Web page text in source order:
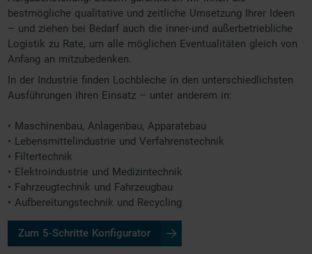
bestmögliche qualitative und zeitliche Umsetzung Ihrer Ideen
– und ziehen bei Bedarf auch die inner-und außerbetriebliche
Logistik zu Rate, um alle möglichen Eventualitäten gleich von
Anfang an mitzubedenken.
In der Industrie finden Lochbleche in den unterschiedlichsten
Ausführungen ihren Einsatz – unter anderem in:
• Maschinenbau, Anlagenbau, Apparatebau
• Lebensmittelindustrie und Verfahrenstechnik
• Filtertechnik
• Elektroindustrie und Medizintechnik
• Fahrzeugtechnik und Fahrzeugbau
• Aufbereitungstechnik und Recycling
Zum 5-Schritte Konfigurator